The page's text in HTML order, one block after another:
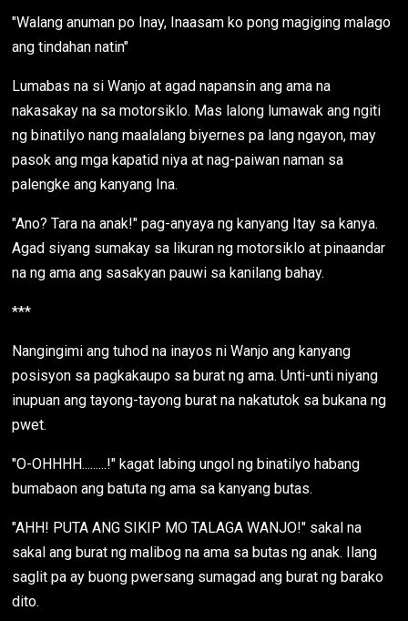
"Walang anuman po Inay, Inaasam ko pong magiging malago
ang tindahan natin"
Lumabas na si Wanjo at agad napansin ang ama na
nakasakay na sa motorsiklo. Mas lalong lumawak ang ngiti
ng binatilyo nang maalalang biyernes pa lang ngayon, may
pasok ang mga kapatid niya at nag-paiwan naman sa
palengke ang kanyang Ina.
"Ano? Tara na anak!" pag-anyaya ng kanyang Itay sa kanya.
Agad siyang sumakay sa likuran ng motorsiklo at pinaandar
na ng ama ang sasakyan pauwi sa kanilang bahay.
***
Nangingimi ang tuhod na inayos ni Wanjo ang kanyang
posisyon sa pagkakaupo sa burat ng ama. Unti-unti niyang
inupuan ang tayong-tayong burat na nakatutok sa bukana ng
pwet.
"O-OHHHH.........!" kagat labing ungol ng binatilyo habang
bumabaon ang batuta ng ama sa kanyang butas.
"AHH! PUTA ANG SIKIP MO TALAGA WANJO!" sakal na
sakal ang burat ng malibog na ama sa butas ng anak. Ilang
saglit pa ay buong pwersang sumagad ang burat ng barako
dito.